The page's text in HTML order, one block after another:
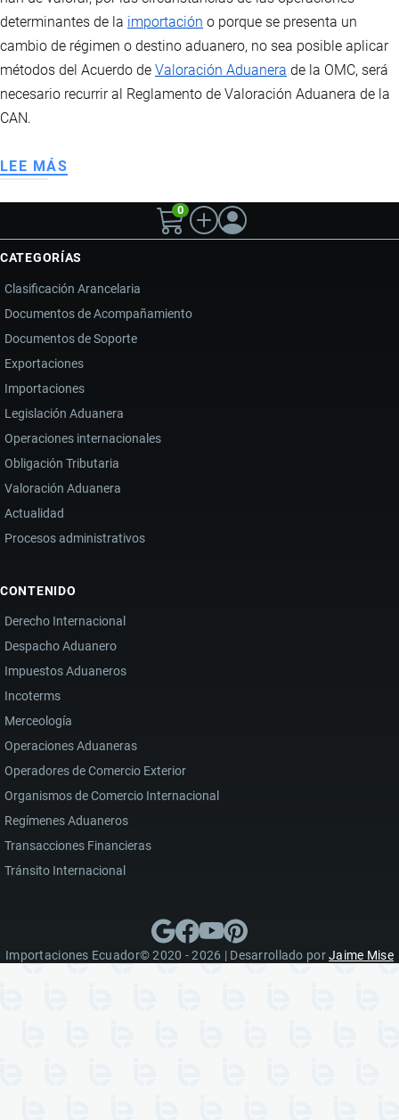
determinantes de la importación o porque se presenta un
cambio de régimen o destino aduanero, no sea posible aplicar
métodos del Acuerdo de Valoración Aduanera de la OMC, será
necesario recurrir al Reglamento de Valoración Aduanera de la
CAN.
LEE MÁS
ESPECIALES
DE
VALORACIÓN
ADUANERA
0
CATEGORÍAS
Clasificación Arancelaria
Documentos de Acompañamiento
Documentos de Soporte
Exportaciones
Importaciones
Legislación Aduanera
Operaciones internacionales
Obligación Tributaria
Valoración Aduanera
Actualidad
Procesos administrativos
CONTENIDO
Derecho Internacional
Despacho Aduanero
Impuestos Aduaneros
Incoterms
Merceología
Operaciones Aduaneras
Operadores de Comercio Exterior
Organismos de Comercio Internacional
Regímenes Aduaneros
Transacciones Financieras
Tránsito Internacional
Importaciones Ecuador© 2020 - 2026 | Desarrollado porJaime Mise